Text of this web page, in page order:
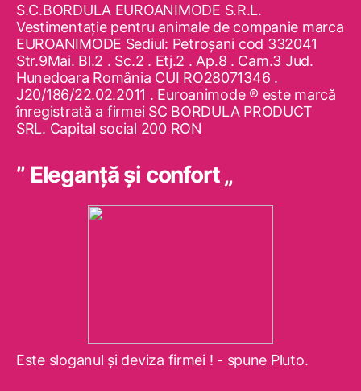
S.C.BORDULA EUROANIMODE S.R.L.
Vestimentaţie pentru animale de companie marca
EUROANIMODE Sediul: Petroşani cod 332041
Str.9Mai. Bl.2 . Sc.2 . Etj.2 . Ap.8 . Cam.3 Jud.
Hunedoara România CUI RO28071346 .
J20/186/22.02.2011 . Euroanimode ® este marcă
înregistrată a firmei SC BORDULA PRODUCT
SRL. Capital social 200 RON
” Eleganţă şi confort „
Este sloganul şi deviza firmei ! - spune Pluto.